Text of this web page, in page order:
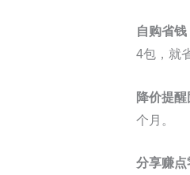
自购省钱
4包，就
降价提醒
个月。
分享赚点